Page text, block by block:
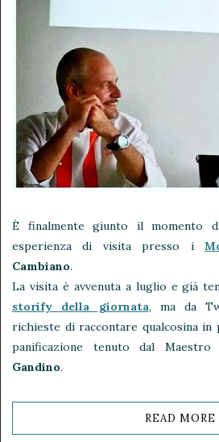
È finalmente giunto il momento
esperienza di visita presso i
Cambiano.
La visita è avvenuta a luglio e già
storify della giornata, ma da
richieste di raccontare qualcosina
panificazione tenuto dal Maestro
Gandino.
READ MORE